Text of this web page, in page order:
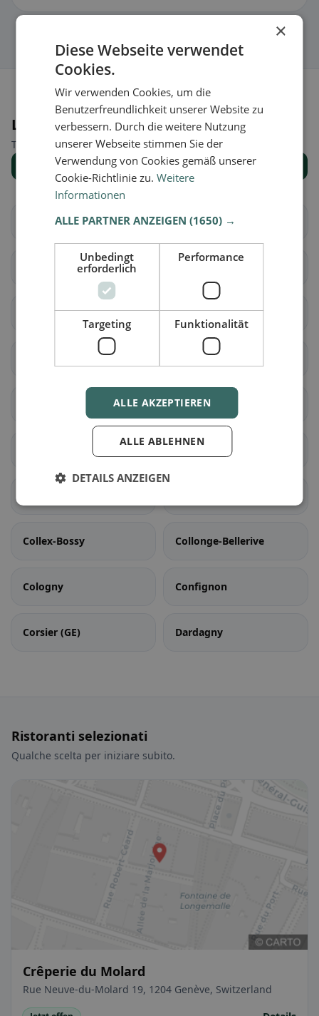
Luoghi nelle vicinanze
Trova il luogo giusto per la tua ricerca di ristoranti.
Mostra tutti i luoghi
Aire-la-Ville Anières
Bardonnex Bellevue
Carouge (GE)
Céligny
Chêne-Bougeries
Collex-Bossy Collonge-Bellerive
Cologny Confignon
Corsier (GE) Dardagny
Ristoranti selezionati
Qualche scelta per iniziare subito.
Crêperie du Molard
Rue Neuve-du-Molard 19, 1204 Genève, Switzerland
×
Diese Webseite verwendet
Cookies.
Wir verwenden Cookies, um die
Benutzerfreundlichkeit unserer Website zu
verbessern. Durch die weitere Nutzung
unserer Webseite stimmen Sie der
Verwendung von Cookies gemäß unserer
Cookie-Richtlinie zu.Weitere
Informationen
ALLE PARTNER ANZEIGEN(1650) →
Unbedingt
erforderlich
Performance
Targeting Funktionalität
ALLE AKZEPTIEREN
ALLE ABLEHNEN
DETAILS ANZEIGEN